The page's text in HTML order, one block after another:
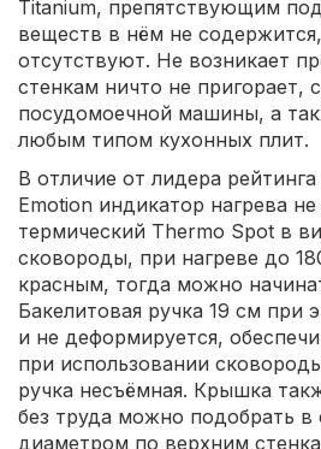
Titanium, препятствующим
веществ в нём не
отсутствуют. Не возникает
стенкам ничто не пригорает,
посудомоечной машины, а
любым типом кухонных плит.
В отличие от лидера
Emotion индикатор нагрева
термический Thermo Spot в
сковороды, при нагреве до
красным, тогда можно
Бакелитовая ручка 19 см при
и не деформируется,
при использовании
ручка несъёмная. Крышка
без труда можно подобрать в
диаметром по верхним